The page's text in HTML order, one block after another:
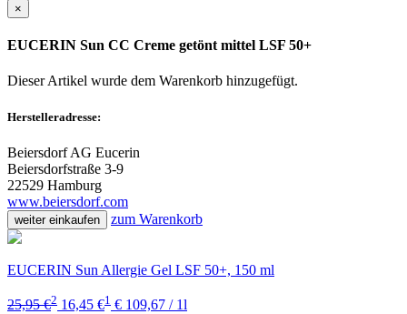
×
EUCERIN Sun CC Creme getönt mittel LSF 50+
Dieser Artikel wurde dem Warenkorb hinzugefügt.
Herstelleradresse:
Beiersdorf AG Eucerin
Beiersdorfstraße 3-9
22529 Hamburg
www.beiersdorf.com
weiter einkaufen zum Warenkorb
EUCERIN Sun Allergie Gel LSF 50+, 150 ml
25,95 €2 16,45 €1 € 109,67 / 1l